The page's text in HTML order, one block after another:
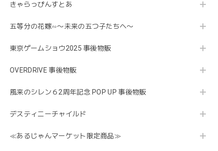
きゃらっぴんすとあ
五等分の花嫁∽〜未来の五つ子たちへ〜
東京ゲームショウ2025 事後物販
OVERDRIVE 事後物販
風来のシレン６2周年記念 POP UP 事後物販
デスティニーチャイルド
≪あるじゃんマーケット限定商品≫